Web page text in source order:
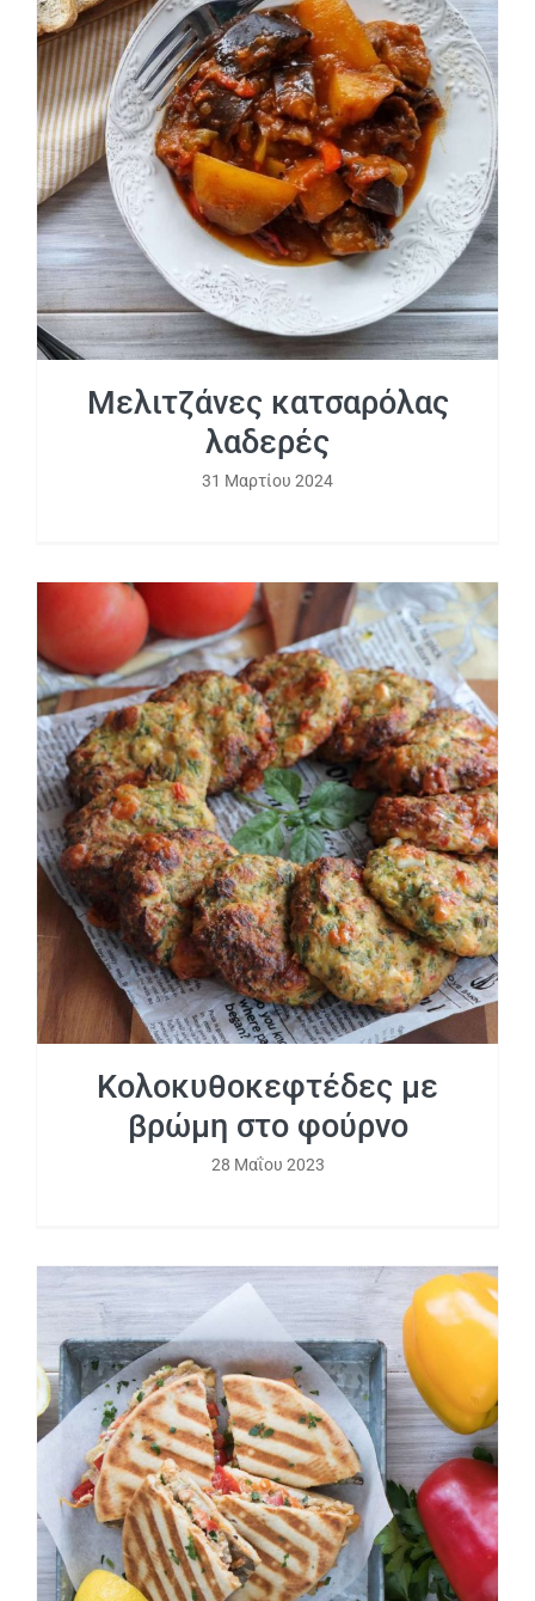
Μελιτζάνες κατσαρόλας λαδερές
Μελιτζάνες κατσαρόλας
λαδερές
31 Μαρτίου 2024
Κολοκυθοκεφτέδες με βρώμη στο
φούρνο
Κολοκυθοκεφτέδες με
βρώμη στο φούρνο
28 Μαΐου 2023
Νηστίσιμη σκεπαστή με λαχανικά και
σως με Μακεδονικό Ταχίνι